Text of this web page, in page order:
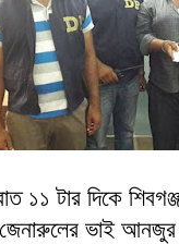
১১ টার দিকে
জেনারুলের ভাই